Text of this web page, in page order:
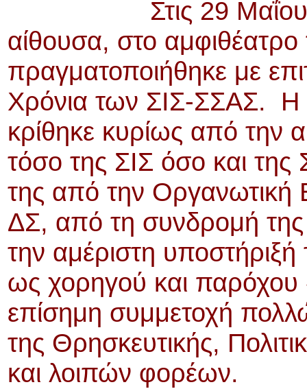
Στις 29 Μαΐου
αίθουσα, στο
πραγματοποιήθηκε με
Χρόνια των ΣΙΣ-ΣΣΑΣ. Η
κρίθηκε κυρίως από την
τόσο της ΣΙΣ όσο και
της από την Οργανωτική
ΔΣ, από τη συνδρομή
την αμέριστη
ως χορηγού και παρόχου
επίσημη συμμετοχή
της Θρησκευτικής,
και λοιπών φορέων.